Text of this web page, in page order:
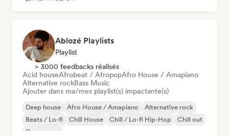
Nu-disco / Italo
Ablozé Playlists
Playlist
> 3000 feedbacks réalisés
Acid houseAfrobeat / AfropopAfro House / Amapiano
Alternative rockBass Music
Ajouter dans ma/mes playlist(s) impactante(s)
Deep house Afro House / Amapiano
Alternative rock
Beats / Lo-fi
Chill House Chill / Lo-fi Hip-Hop
Chill out
Dream pop